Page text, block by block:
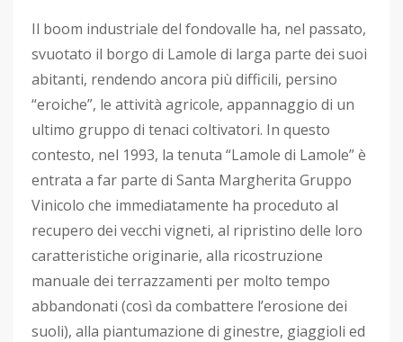
Il boom industriale del fondovalle ha, nel passato,
svuotato il borgo di Lamole di larga parte dei suoi
abitanti, rendendo ancora più difficili, persino
“eroiche”, le attività agricole, appannaggio di un
ultimo gruppo di tenaci coltivatori. In questo
contesto, nel 1993, la tenuta “Lamole di Lamole” è
entrata a far parte di Santa Margherita Gruppo
Vinicolo che immediatamente ha proceduto al
recupero dei vecchi vigneti, al ripristino delle loro
caratteristiche originarie, alla ricostruzione
manuale dei terrazzamenti per molto tempo
abbandonati (così da combattere l’erosione dei
suoli), alla piantumazione di ginestre, giaggioli ed